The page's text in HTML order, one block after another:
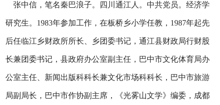
张中信，笔名秦巴浪子。四川通江人。中共党员。经济学
研究生。1983年参加工作，在板桥乡小学任教，1987年起先
后任临江乡财政所所长、乡团委书记，通江县财政局行财股
长兼团委书记，县政府办公室副主任，巴中市文化体育局办
公室主任、新闻出版科科长兼文化市场科科长，巴中市旅游
局副局长，巴中市作协副主席，《光雾山文学》编委，成都